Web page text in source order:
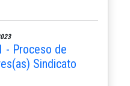
- Proceso de
Sindicato